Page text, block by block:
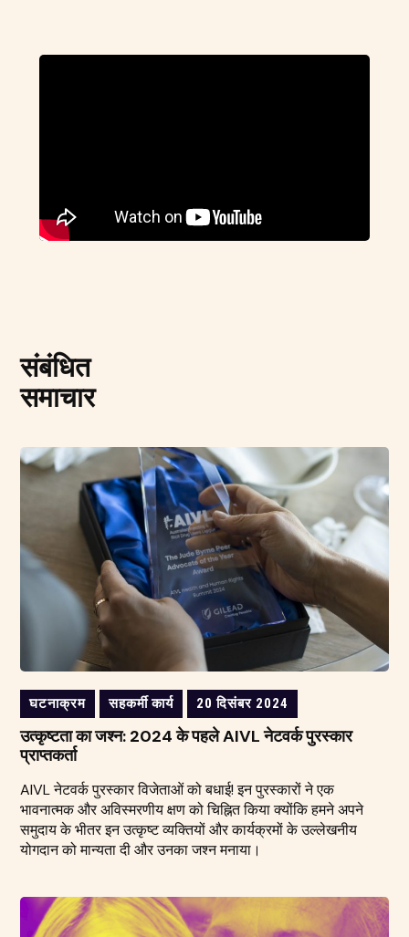
संबंधित
समाचार
घटनाक्रम सहकर्मी कार्य 20 दिसंबर 2024
उत्कृष्टता का जश्न: 2024 के पहले AIVL नेटवर्क पुरस्कार
प्राप्तकर्ता
AIVL नेटवर्क पुरस्कार विजेताओं को बधाई! इन पुरस्कारों ने एक
भावनात्मक और अविस्मरणीय क्षण को चिह्नित किया क्योंकि हमने अपने
समुदाय के भीतर इन उत्कृष्ट व्यक्तियों और कार्यक्रमों के उल्लेखनीय
योगदान को मान्यता दी और उनका जश्न मनाया।